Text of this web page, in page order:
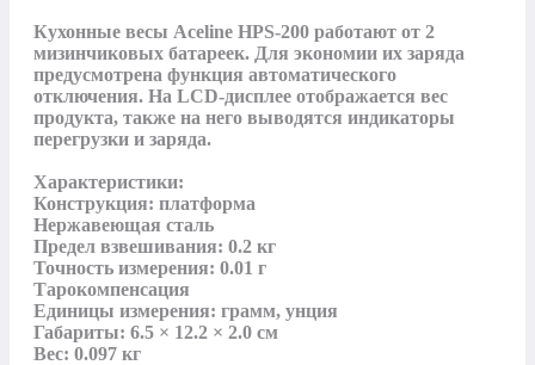
Кухонные весы Aceline HPS-200 работают от 2
мизинчиковых батареек. Для экономии их заряда
предусмотрена функция автоматического
отключения. На LCD-дисплее отображается вес
продукта, также на него выводятся индикаторы
перегрузки и заряда.
Характеристики:
Конструкция: платформа
Нержавеющая сталь
Предел взвешивания: 0.2 кг
Точность измерения: 0.01 г
Тарокомпенсация
Единицы измерения: грамм, унция
Габариты: 6.5 × 12.2 × 2.0 см
Вес: 0.097 кг